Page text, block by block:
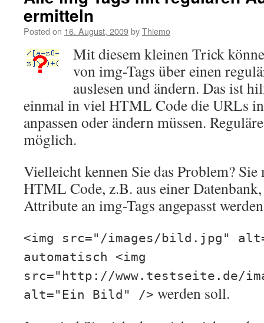
ermitteln
Posted on 16. August, 2009byThiemo
Mit diesem kleinen Trick
von img-Tags über einen
auslesen und ändern. Das ist
einmal in viel HTML Code die URLs
anpassen oder ändern müssen.
möglich.
Vielleicht kennen Sie das Problem?
HTML Code, z.B. aus einer
Attribute an img-Tags angepasst
<img src="/images/bild.jpg"
automatisch <img
src="http://www.testseite.de/
alt="Ein Bild" /> werden soll.